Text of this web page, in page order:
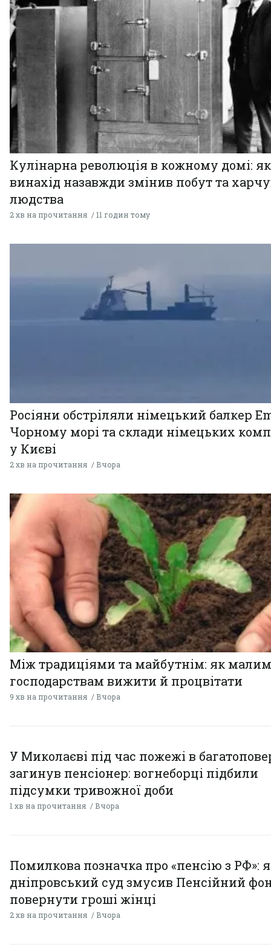
Кулінарна революція в кожному домі:
винахід назавжди змінив побут та
людства
2 хв на прочитання 11 годин тому
Росіяни обстріляли німецький балкер
Чорному морі та склади німецьких
у Києві
2 хв на прочитання Вчора
Між традиціями та майбутнім: як малим
господарствам вижити й процвітати
9 хв на прочитання Вчора
У Миколаєві під час пожежі в
загинув пенсіонер: вогнеборці підбили
підсумки тривожної доби
1 хв на прочитання Вчора
Помилкова позначка про «пенсію з РФ»:
дніпровський суд змусив Пенсійний
повернути гроші жінці
2 хв на прочитання Вчора